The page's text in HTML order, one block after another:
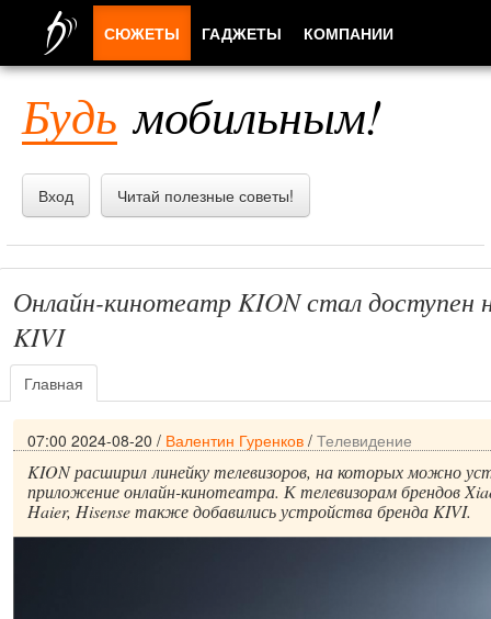
Будь мобильным!
Вход Читай полезные советы!
Онлайн-кинотеатр KION стал доступен
KIVI
Главная
07:00 2024-08-20 / Валентин Гуренков / Телевидение
KION расширил линейку телевизоров, на которых можно
приложение онлайн-кинотеатра. К телевизорам брендов
Haier, Hisense также добавились устройства бренда KIVI.
СЮЖЕТЫ ГАДЖЕТЫ КОМПАНИИ
ПРИЛОЖЕНИЯ